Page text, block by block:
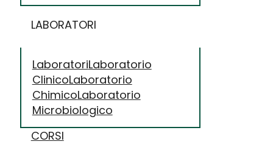
LABORATORI
LaboratoriLaboratorio
ClinicoLaboratorio
ChimicoLaboratorio
Microbiologico
CORSI